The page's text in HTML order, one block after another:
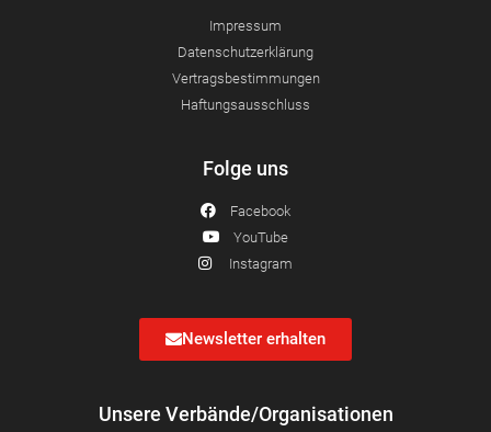
Impressum
Datenschutzerklärung
Vertragsbestimmungen
Haftungsausschluss
Folge uns
Facebook
YouTube
Instagram
Newsletter erhalten
Unsere Verbände/Organisationen